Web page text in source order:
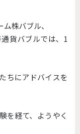
株バブル、
貨バブルでは、1
ちにアドバイスを
を経て、ようやく